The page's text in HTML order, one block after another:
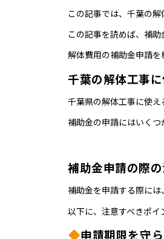
この記事では、千葉の
この記事を読めば、補
解体費用の補助金申請を
千葉の解体工事
千葉県の解体工事に使え
補助金の申請にはいくつ
補助金申請の際
補助金を申請する際に
以下に、注意すべきポイ
申請期限を守